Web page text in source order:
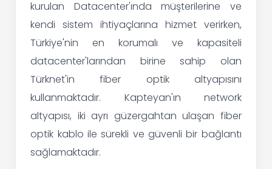
kurulan Datacenter'ında müşterilerine ve
kendi sistem ihtiyaçlarına hizmet verirken,
Türkiye'nin en korumalı ve kapasiteli
datacenter'larından birine sahip olan
Türknet'in fiber optik altyapısını
kullanmaktadır. Kapteyan'ın network
altyapısı, iki ayrı güzergahtan ulaşan fiber
optik kablo ile sürekli ve güvenli bir bağlantı
sağlamaktadır.